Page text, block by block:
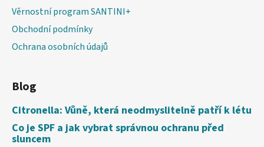
Věrnostní program SANTINI+
Obchodní podmínky
Ochrana osobních údajů
Blog
Citronella: Vůně, která neodmyslitelně patří k létu
Co je SPF a jak vybrat správnou ochranu před
sluncem